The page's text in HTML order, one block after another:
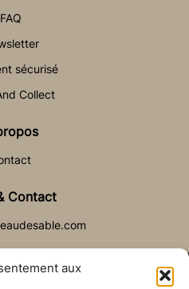
aux
FAQ
sécurisé
Collect
Contact